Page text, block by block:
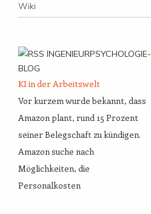
Wiki
INGENIEURPSYCHOLOGIE-
BLOG
KI in der Arbeitswelt
Vor kurzem wurde bekannt, dass
Amazon plant, rund 15 Prozent
seiner Belegschaft zu kündigen.
Amazon suche nach
Möglichkeiten, die
Personalkosten